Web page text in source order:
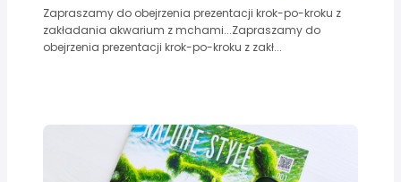
Zapraszamy do obejrzenia prezentacji krok-po-kroku z
zakładania akwarium z mchami...Zapraszamy do
obejrzenia prezentacji krok-po-kroku z zakł...